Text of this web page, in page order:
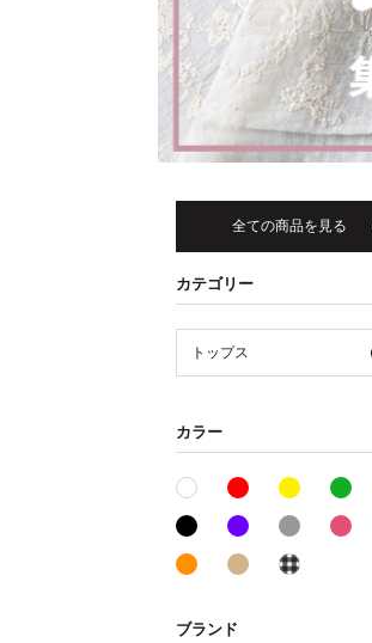
全ての商品を見る
カテゴリー
トップス
カラー
ホワイト系レッド系 イエロー系
ブラック系パープル系グレー系
オレンジ系ベージュ系
ブランド